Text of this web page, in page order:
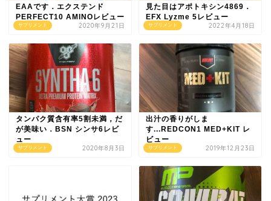
サプリメント
EAAです．エクステンド
PERFECT10 AMINOレビュー
2020年9月21日 サプリメント
見た目はアポトキシン4869．
EFX Lyzme 5レビュー
2022年4月18日
サプリメント
タンパク質含有率5割未満，だ
が美味い．BSN シンサ6レビ
ュー
2020年8月3日 サプリメント
出汁の香りがしま
す...REDCON1 MED+KIT レ
ビュー
2019年12月23日